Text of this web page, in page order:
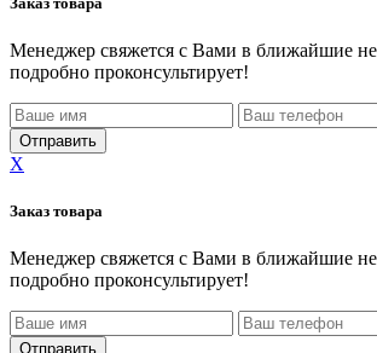
Менеджер свяжется с Вами в ближайшие
подробно проконсультирует!
X
Заказ товара
Менеджер свяжется с Вами в ближайшие
подробно проконсультирует!